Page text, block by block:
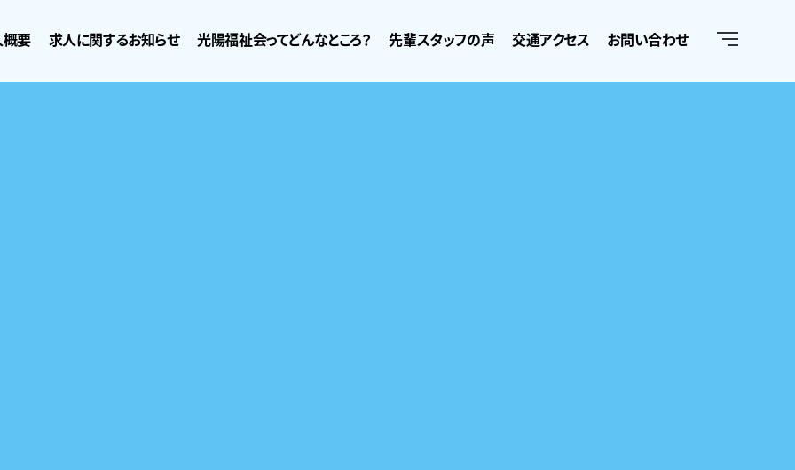
要 求人に関するお知らせ 光陽福祉会ってどんなところ？ 先輩スタッフの声 交通アクセス お問い合わせ